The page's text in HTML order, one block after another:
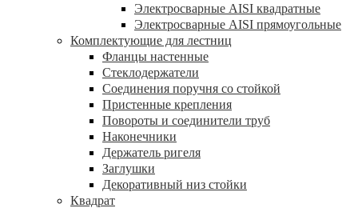
Электросварные AISI квадратные
Электросварные AISI прямоугольные
Комплектующие для лестниц
Фланцы настенные
Стеклодержатели
Соединения поручня со стойкой
Пристенные крепления
Повороты и соединители труб
Наконечники
Держатель ригеля
Заглушки
Декоративный низ стойки
Квадрат